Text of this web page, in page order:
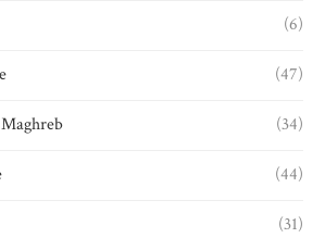
(6)
(47)
(34)
(44)
(31)